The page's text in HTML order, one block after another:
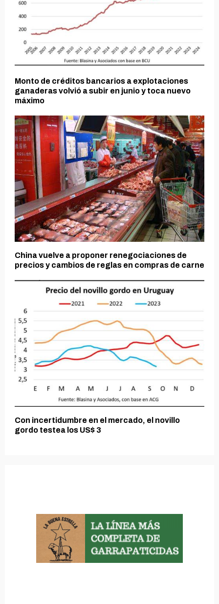
Monto de créditos bancarios a explotaciones
ganaderas volvió a subir en junio y toca nuevo
máximo
China vuelve a proponer renegociaciones de
precios y cambios de reglas en compras de carne
Con incertidumbre en el mercado, el novillo
gordo testea los US$ 3